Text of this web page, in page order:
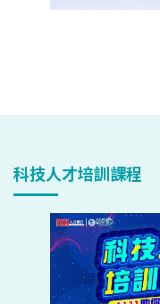
科技人才培訓課程